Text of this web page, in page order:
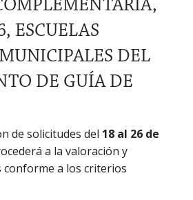
ESCUELAS
DEL
DE GUÍA DE
de solicitudes del 18 al 26 de
a la valoración y
conforme a los criterios